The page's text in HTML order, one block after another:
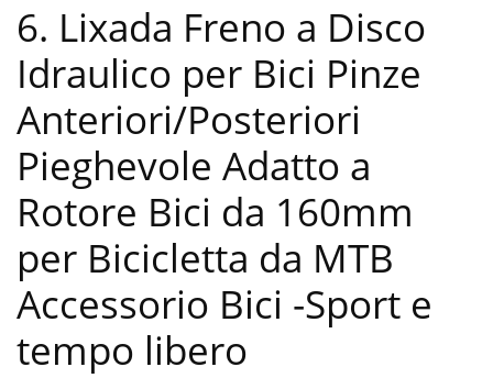
6. Lixada Freno a Disco
Idraulico per Bici Pinze
Anteriori/Posteriori
Pieghevole Adatto a
Rotore Bici da 160mm
per Bicicletta da MTB
Accessorio Bici -Sport e
tempo libero